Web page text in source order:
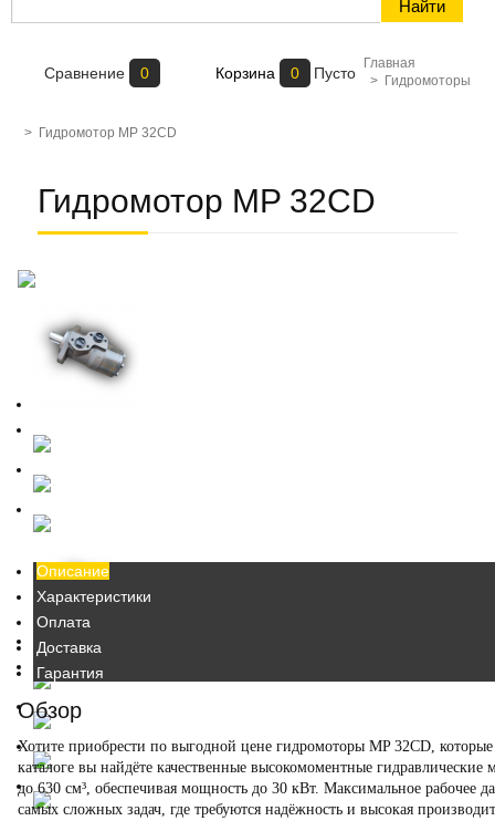
Сравнение 0 Корзина 0 Пусто
Главная
> Гидромоторы
> Гидромотор MP 32CD
Гидромотор MP 32CD
Описание
Характеристики
Оплата
Доставка
Гарантия
Обзор
Хотите приобрести по выгодной цене гидромоторы MP 32CD,
каталоге вы найдёте качественные высокомоментные гидравлические
до 630 см³, обеспечивая мощность до 30 кВт. Максимальное рабочее
самых сложных задач, где требуются надёжность и высокая